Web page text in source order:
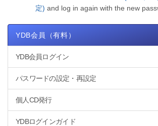
定) and log in again with the new
YDB会員（有料）
YDB会員ログイン
パスワードの設定・再設定
個人CD発行
YDBログインガイド